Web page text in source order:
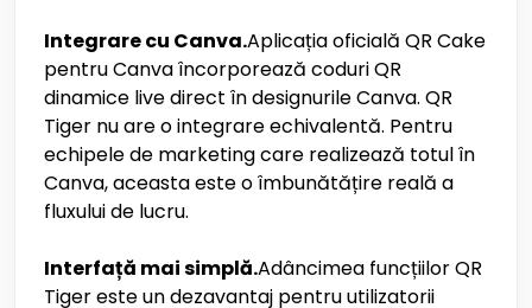
Integrare cu Canva.Aplicația oficială QR Cake
pentru Canva încorporează coduri QR
dinamice live direct în designurile Canva. QR
Tiger nu are o integrare echivalentă. Pentru
echipele de marketing care realizează totul în
Canva, aceasta este o îmbunătățire reală a
fluxului de lucru.
Interfață mai simplă.Adâncimea funcțiilor QR
Tiger este un dezavantaj pentru utilizatorii